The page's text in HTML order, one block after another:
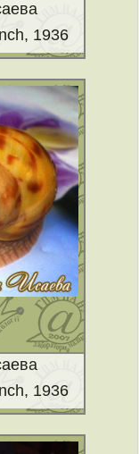
1936
1936